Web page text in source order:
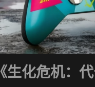
《生化危机：